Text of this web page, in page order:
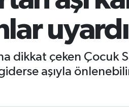
uyardı
dikkat çeken Çocuk
aşıyla